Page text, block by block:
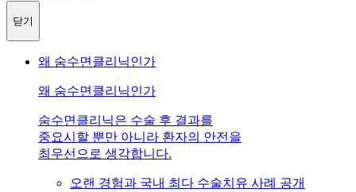
닫기
왜 숨수면클리닉인가
왜 숨수면클리닉인가
숨수면클리닉은 수술 후 결과를
중요시할 뿐만 아니라 환자의 안전을
최우선으로 생각합니다.
오랜 경험과 국내 최다 수술치유 사례 공개